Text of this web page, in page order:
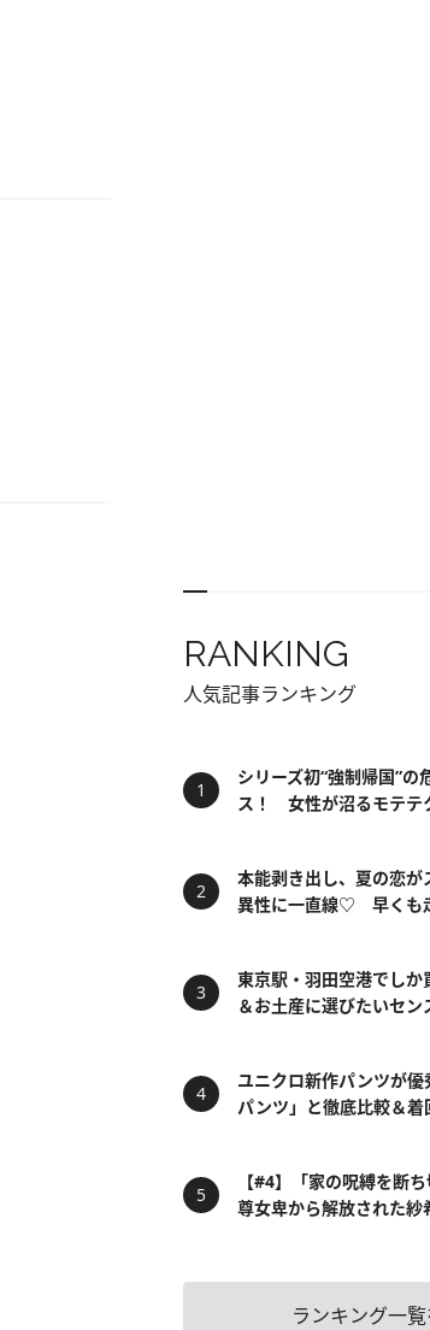
RANKING
人気記事ランキング
シリーズ初“強制帰国”の
ス！ 女性が沼るモテテ
本能剥き出し、夏の恋
異性に一直線♡ 早くも
東京駅・羽田空港でし
＆お土産に選びたいセン
ユニクロ新作パンツが
パンツ」と徹底比較＆着
【#4】「家の呪縛を断
尊女卑から解放された紗
ランキング一